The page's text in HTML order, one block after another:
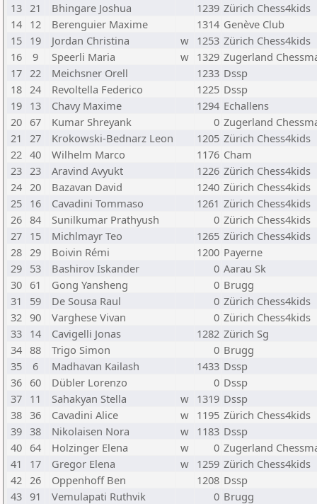
13 21 Bhingare Joshua 1239 Zürich Chess4kids
14 12 Berenguier Maxime 1314 Genève Club
15 19 Jordan Christina w 1253 Zürich Chess4kids
16
9 Speerli Maria w 1329 Zugerland
17 22 Meichsner Orell 1233 Dssp
18 24 Revoltella Federico 1225 Dssp
19 13 Chavy Maxime 1294 Echallens
20 67 Kumar Shreyank 0 Zugerland
21
27 Krokowski-Bednarz Leon 1205 Zürich Chess4kids
22 40 Wilhelm Marco 1176 Cham
23 23 Aravind Avyukt 1226 Zürich Chess4kids
24 20 Bazavan David 1240 Zürich Chess4kids
25 16 Cavadini Tommaso 1261 Zürich Chess4kids
26 84 Sunilkumar Prathyush 0 Zürich Chess4kids
27 15 Michlmayr Teo 1265 Zürich Chess4kids
28 29 Boivin Rémi 1200 Payerne
29 53 Bashirov Iskander 0 Aarau Sk
30 61 Gong Yansheng 0 Brugg
31
59 De Sousa Raul 0 Zürich Chess4kids
32 90 Varghese Vivan 0 Zürich Chess4kids
33 14 Cavigelli Jonas 1282 Zürich Sg
34 88 Trigo Simon 0 Brugg
35
6 Madhavan Kailash 1433 Dssp
36 60 Dübler Lorenzo 0 Dssp
37 11 Sahakyan Stella w 1319 Dssp
38 36 Cavadini Alice w 1195 Zürich Chess4kids
39 38 Nikolaisen Nora w 1183 Dssp
40 64 Holzinger Elena w 0 Zugerland
41
17 Gregor Elena w 1259 Zürich Chess4kids
42 26 Oppenhoff Ben 1208 Dssp
43 91 Vemulapati Ruthvik 0 Brugg